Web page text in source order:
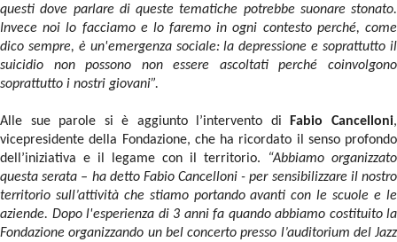
questi dove parlare di queste tematiche potrebbe suonare stonato.
Invece noi lo facciamo e lo faremo in ogni contesto perché, come
dico sempre, è un'emergenza sociale: la depressione e soprattutto il
suicidio non possono non essere ascoltati perché coinvolgono
soprattutto i nostri giovani”.
Alle sue parole si è aggiunto l’intervento di Fabio Cancelloni,
vicepresidente della Fondazione, che ha ricordato il senso profondo
dell’iniziativa e il legame con il territorio.
“Abbiamo organizzato
questa serata – ha detto Fabio Cancelloni - per sensibilizzare il nostro
territorio sull’attività che stiamo portando avanti con le scuole e le
aziende. Dopo l'esperienza di 3 anni fa quando abbiamo costituito la
Fondazione organizzando un bel concerto presso l’auditorium del Jazz